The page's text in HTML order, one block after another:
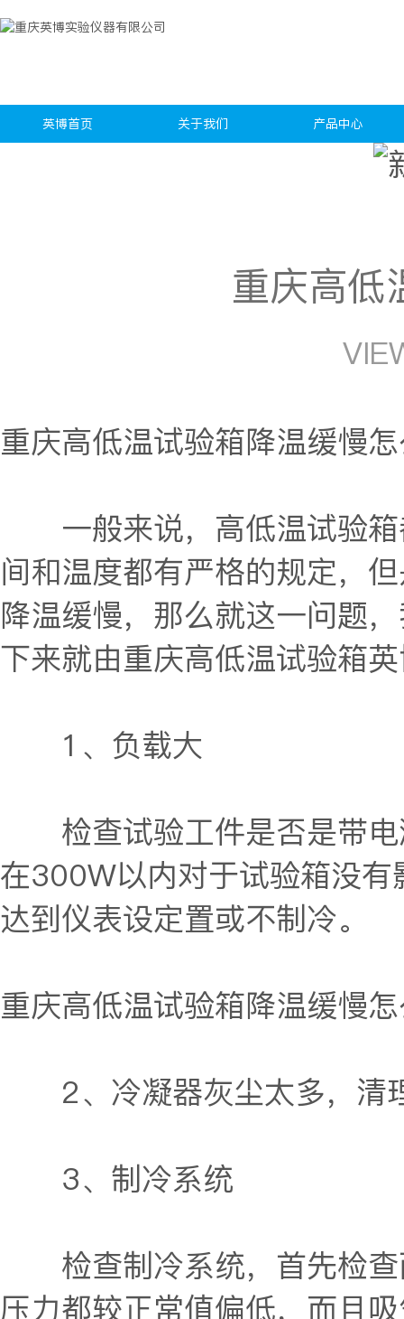
英博首页 关于我们 产品中心
重庆高低
重庆高低温试验箱降温缓慢
一般来说，高低温试验箱
间和温度都有严格的规定，
降温缓慢，那么就这一问题
下来就由重庆高低温试验箱
1、负载大
检查试验工件是否是带电
在300W以内对于试验箱没
达到仪表设定置或不制冷。
重庆高低温试验箱降温缓慢
2、冷凝器灰尘太多，清
3、制冷系统
检查制冷系统，首先检查
压力都较正常值偏低，而且